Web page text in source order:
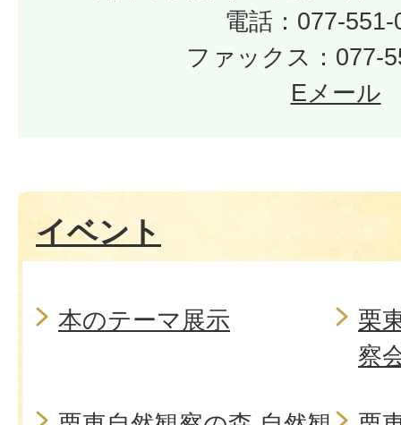
電話：077-551-
ファックス：077-
Eメール
イベント
本のテーマ展示
栗
察